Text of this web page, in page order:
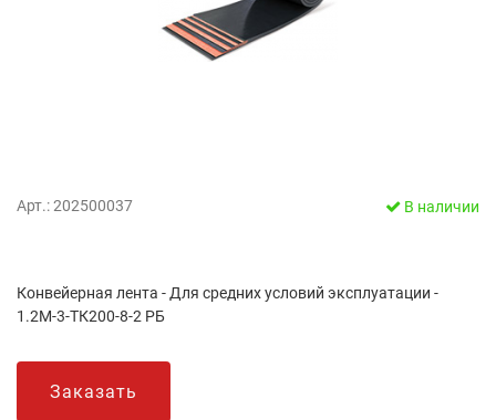
Арт.: 202500037 В наличии
Конвейерная лента - Для средних условий эксплуатации -
1.2М-3-ТК200-8-2 РБ
Заказать